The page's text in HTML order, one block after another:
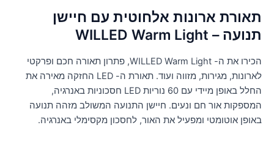
תאורת ארונות אלחוטית עם חיישן
תנועה – WILLED Warm Light
הכירו את ה- WILLED Warm Light, פתרון תאורה חכם ופרקטי
לארונות, מגירות, מזווה ועוד. תאורת ה- LED החזקה מאירה את
החלל באופן מיידי עם 60 נוריות LED חסכוניות באנרגיה,
המספקות אור חם ונעים. חיישן התנועה המשולב מזהה תנועה
באופן אוטומטי ומפעיל את האור, לחסכון מקסימלי באנרגיה.